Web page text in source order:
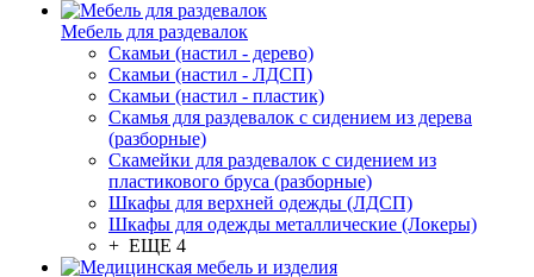
Мебель для раздевалок
Скамьи (настил - дерево)
Скамьи (настил - ЛДСП)
Скамьи (настил - пластик)
Скамья для раздевалок с сидением из дерева
(разборные)
Скамейки для раздевалок с сидением из
пластикового бруса (разборные)
Шкафы для верхней одежды (ЛДСП)
Шкафы для одежды металлические (Локеры)
+ ЕЩЕ 4